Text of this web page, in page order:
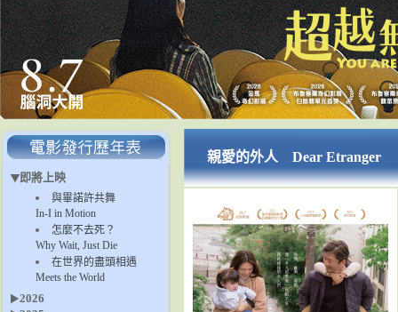
即將上映
與畢諾許共舞
In-I in Motion
怎麼不去死？
Why Wait, Just Die
在世界的盡頭相遇
Meets the World
2026
親愛的外人 Dear Etranger